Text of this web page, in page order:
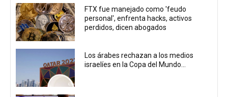
FTX fue manejado como 'feudo
personal', enfrenta hacks, activos
perdidos, dicen abogados
Los árabes rechazan a los medios
israelíes en la Copa del Mundo...